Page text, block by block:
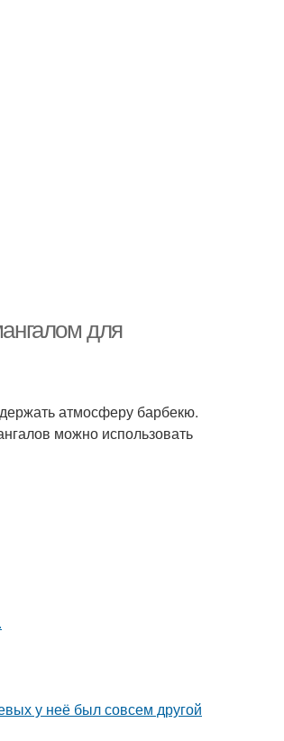
для
атмосферу барбекю.
можно использовать
у неё был совсем другой